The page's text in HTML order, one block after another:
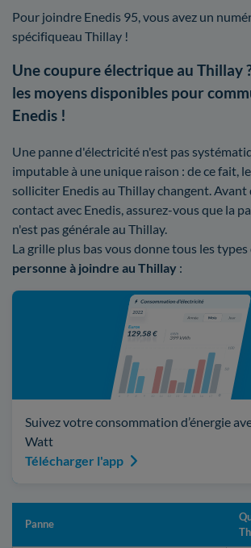
Pour joindre Enedis 95, vous avez un
spécifiqueau Thillay !
Une coupure électrique au Thillay
les moyens disponibles pour
Enedis !
Une panne d'électricité n'est pas
imputable à une unique raison : de ce fait,
solliciter Enedis au Thillay changent.
contact avec Enedis, assurez-vous que la
n'est pas générale au Thillay.
La grille plus bas vous donne tous les
personne à joindre au Thillay :
Suivez votre consommation d’énergie
Watt
Télécharger l'app
Panne